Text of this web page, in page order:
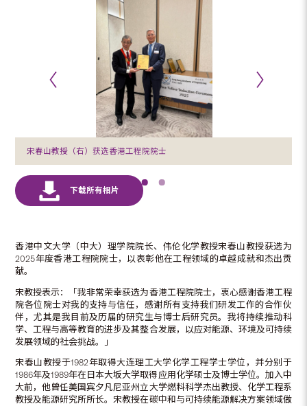
宋春山教授（右）获选香港工程院院士
香港中文大学（中大）理学院院长、伟伦化学教授宋春山教授获选为
2025年度香港工程院院士，以表彰他在工程领域的卓越成就和杰出贡
献。
宋教授表示：「我非常荣幸获选为香港工程院院士，衷心感谢香港工程
院各位院士对我的支持与信任，感谢所有支持我们研发工作的合作伙
伴，尤其是我目前及历届的研究生与博士后研究员。我将持续推动科
学、工程与高等教育的进步及其整合发展，以应对能源、环境及可持续
发展领域的社会挑战。」
宋春山教授于1982年取得大连理工大学化学工程学士学位，并分别于
1986年及1989年在日本大坂大学取得应用化学硕士及博士学位。加入中
大前，他曾任美国宾夕凡尼亚州立大学燃料科学杰出教授、化学工程系
教授及能源研究所所长。宋教授在碳中和与可持续能源解决方案领域做